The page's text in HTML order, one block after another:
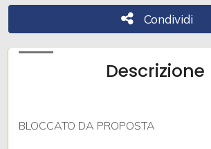
Condividi
Condividi
Descrizione
BLOCCATO DA PROPOSTA